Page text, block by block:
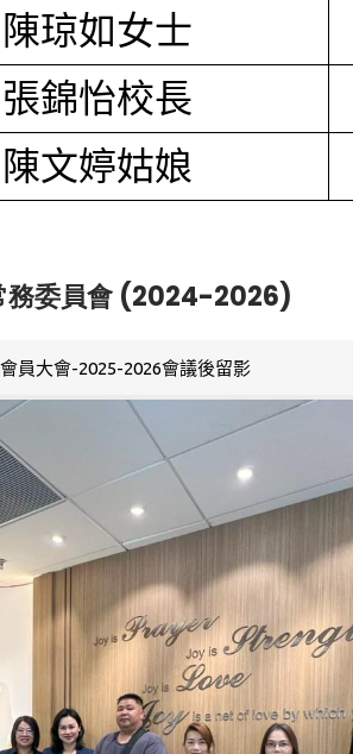
陳琼如女士
張錦怡校長
陳文婷姑娘
務委員會 (2024-2026)
員大會-2025-2026會議後留影